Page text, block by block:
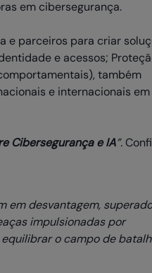
em cibersegurança.
e parceiros para criar
e acessos;
também
e internacionais em
Cibersegurança e IA”.
em desvantagem,
impulsionadas por
o campo de